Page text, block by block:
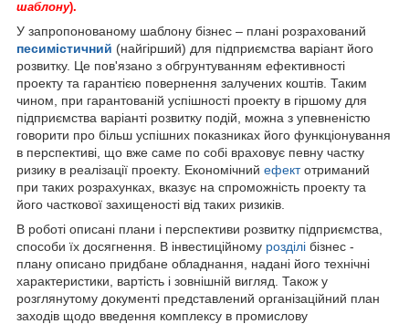
шаблону).
У запропонованому шаблону бізнес – плані розрахований
песимістичний (найгірший) для підприємства варіант його
розвитку. Це пов'язано з обгрунтуванням ефективності
проекту та гарантією повернення залучених коштів. Таким
чином, при гарантованій успішності проекту в гіршому для
підприємства варіанті розвитку подій, можна з упевненістю
говорити про більш успішних показниках його функціонування
в перспективі, що вже саме по собі враховує певну частку
ризику в реалізації проекту. Економічний ефектотриманий
при таких розрахунках, вказує на спроможність проекту та
його часткової захищеності від таких ризиків.
В роботі описані плани і перспективи розвитку підприємства,
способи їх досягнення. В інвестиційному розділі бізнес -
плану описано придбане обладнання, надані його технічні
характеристики, вартість і зовнішній вигляд. Також у
розглянутому документі представлений організаційний план
заходів щодо введення комплексу в промислову